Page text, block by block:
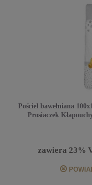
Pościel bawełniana
Prosiaczek
łóżeczka
zawiera 23%